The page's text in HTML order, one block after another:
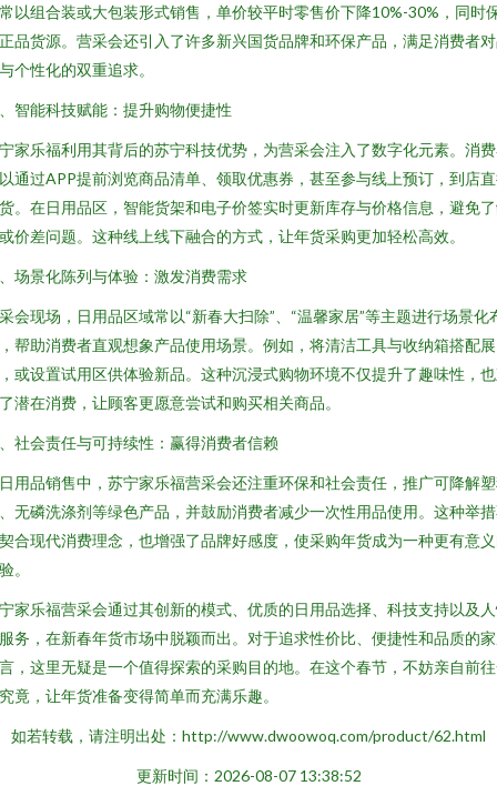
以组合装或大包装形式销售，单价较平时零售价下降10%-30%，同时
品货源。营采会还引入了许多新兴国货品牌和环保产品，满足消费者
个性化的双重追求。
智能科技赋能：提升购物便捷性
家乐福利用其背后的苏宁科技优势，为营采会注入了数字化元素。消
通过APP提前浏览商品清单、领取优惠券，甚至参与线上预订，到店
。在日用品区，智能货架和电子价签实时更新库存与价格信息，避免
价差问题。这种线上线下融合的方式，让年货采购更加轻松高效。
场景化陈列与体验：激发消费需求
会现场，日用品区域常以“新春大扫除”、“温馨家居”等主题进行场景化
帮助消费者直观想象产品使用场景。例如，将清洁工具与收纳箱搭配展
或设置试用区供体验新品。这种沉浸式购物环境不仅提升了趣味性，
潜在消费，让顾客更愿意尝试和购买相关商品。
社会责任与可持续性：赢得消费者信赖
用品销售中，苏宁家乐福营采会还注重环保和社会责任，推广可降解
无磷洗涤剂等绿色产品，并鼓励消费者减少一次性用品使用。这种举
合现代消费理念，也增强了品牌好感度，使采购年货成为一种更有意
。
家乐福营采会通过其创新的模式、优质的日用品选择、科技支持以及
务，在新春年货市场中脱颖而出。对于追求性价比、便捷性和品质的
，这里无疑是一个值得探索的采购目的地。在这个春节，不妨亲自前
竟，让年货准备变得简单而充满乐趣。
如若转载，请注明出处：http://www.dwoowoq.com/product/62.html
更新时间：2026-08-07 13:38:52